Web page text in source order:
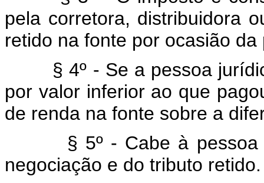
pela corretora, distribuidora
retido na fonte por ocasião
§ 4º - Se a pessoa
por valor inferior ao que
de renda na fonte sobre a
§ 5º - Cabe à pessoa
negociação e do tributo retido.